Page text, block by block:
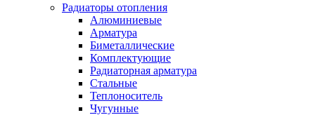
Радиаторы отопления
Алюминиевые
Арматура
Биметаллические
Комплектующие
Радиаторная арматура
Стальные
Теплоноситель
Чугунные